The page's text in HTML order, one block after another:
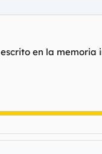
en la memoria